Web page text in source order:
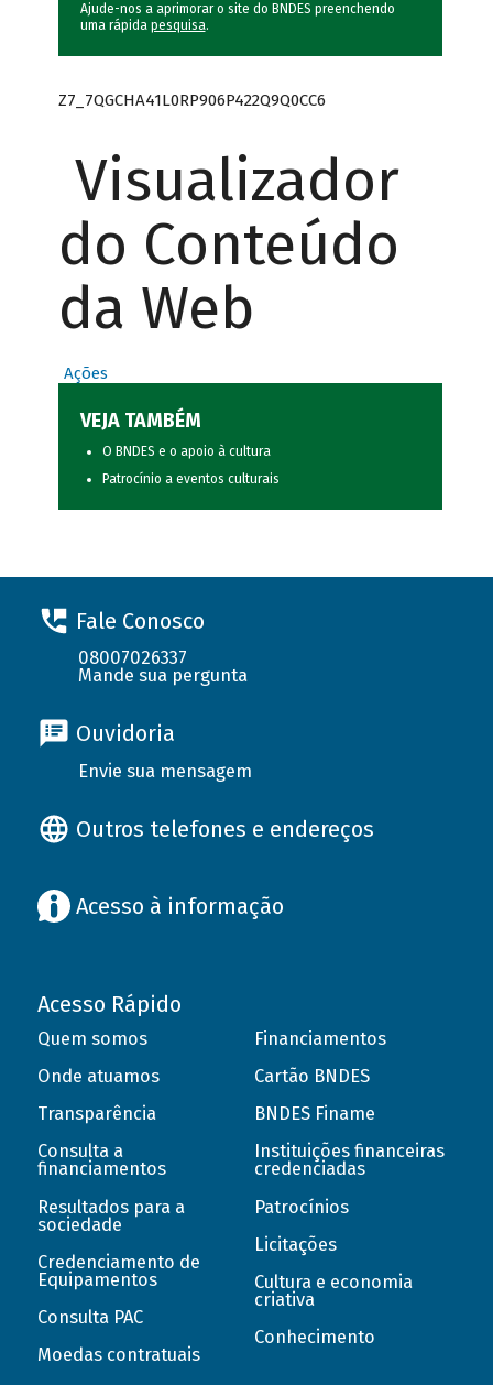
Ajude-nos a aprimorar o site do BNDES preenchendo
uma rápida pesquisa.
Z7_7QGCHA41L0RP906P422Q9Q0CC6
Visualizador
do Conteúdo
da Web
Ações
VEJA TAMBÉM
O BNDES e o apoio à cultura
Patrocínio a eventos culturais
Fale Conosco
08007026337
Mande sua pergunta
Ouvidoria
Envie sua mensagem
Outros telefones e endereços
Acesso à informação
Acesso Rápido
Quem somos
Onde atuamos
Transparência
Consulta a
financiamentos
Resultados para a
sociedade
Credenciamento de
Equipamentos
Consulta PAC
Moedas contratuais
Financiamentos
Cartão BNDES
BNDES Finame
Instituições financeiras
credenciadas
Patrocínios
Licitações
Cultura e economia
criativa
Conhecimento